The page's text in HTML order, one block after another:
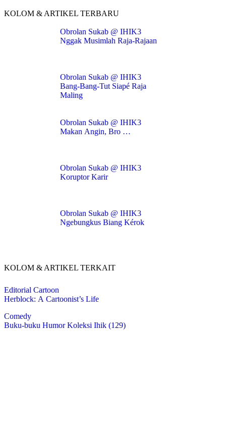
KOLOM & ARTIKEL TERBARU
Obrolan Sukab @ IHIK3
Nggak Musimlah Raja-Rajaan
Obrolan Sukab @ IHIK3
Bang-Bang-Tut Siapé Raja
Maling
Obrolan Sukab @ IHIK3
Makan Angin, Bro …
Obrolan Sukab @ IHIK3
Koruptor Karir
Obrolan Sukab @ IHIK3
Ngebungkus Biang Kérok
KOLOM & ARTIKEL TERKAIT
Editorial Cartoon
Herblock: A Cartoonist’s Life
Comedy
Buku-buku Humor Koleksi Ihik (129)